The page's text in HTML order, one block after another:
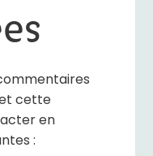
cette
en
: